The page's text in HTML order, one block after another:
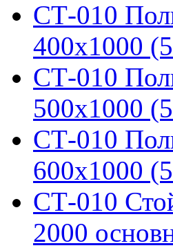
СТ-010
400х1000
СТ-010
500х1000
СТ-010
600х1000
СТ-010
2000